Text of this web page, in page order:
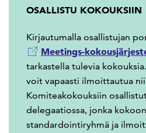
OSALLISTU KOKOUKSIIN
Kirjautumalla osallistujan
Meetings-
tarkastella tulevia
voit vapaasti ilmoittautua
Komiteakokouksiin
delegaatiossa, jonka
standardointiryhmä ja